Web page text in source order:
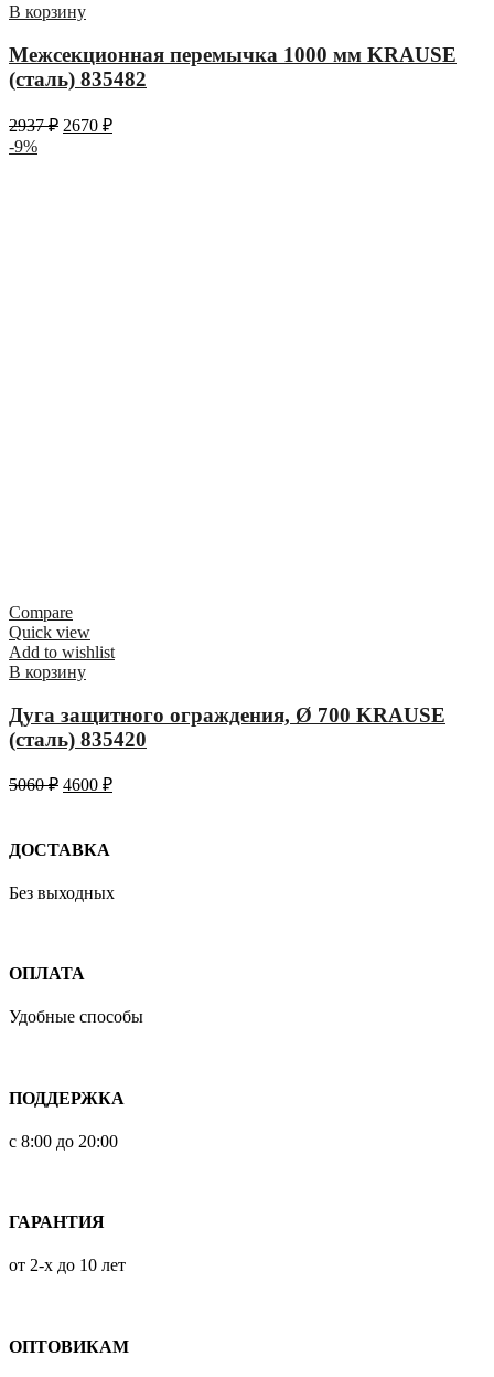
В корзину
Межсекционная перемычка 1000 мм KRAUSE
(сталь) 835482
2937₽ 2670 ₽
-9%
Compare
Quick view
Add to wishlist
В корзину
Дуга защитного ограждения, Ø 700 KRAUSE
(сталь) 835420
5060₽ 4600 ₽
ДОСТАВКА
Без выходных
ОПЛАТА
Удобные способы
ПОДДЕРЖКА
с 8:00 до 20:00
ГАРАНТИЯ
от 2-х до 10 лет
ОПТОВИКАМ